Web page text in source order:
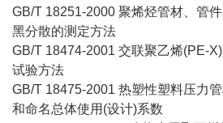
GB/T 18251-2000 聚烯烃管材、管
黑分散的测定方法
GB/T 18474-2001 交联聚乙烯(PE-
试验方法
GB/T 18475-2001 热塑性塑料压力
和命名总体使用(设计)系数